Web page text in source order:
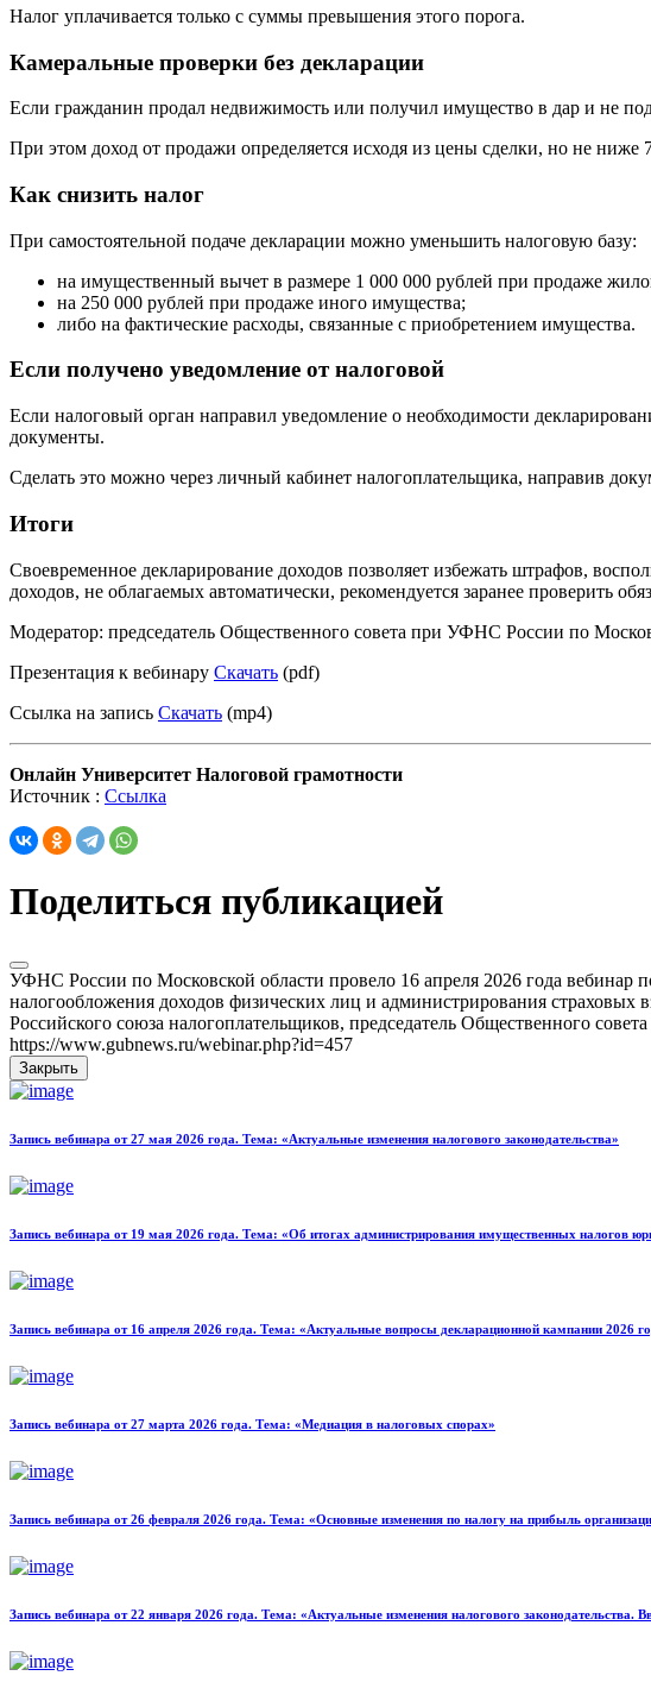
Налог уплачивается только с суммы превышения этого порога.
Камеральные проверки без декларации
Если гражданин продал недвижимость или получил имущество в дар и не
При этом доход от продажи определяется исходя из цены сделки, но не
Как снизить налог
При самостоятельной подаче декларации можно уменьшить налоговую базу:
на имущественный вычет в размере 1 000 000 рублей при продаже
на 250 000 рублей при продаже иного имущества;
либо на фактические расходы, связанные с приобретением имущества.
Если получено уведомление от налоговой
Если налоговый орган направил уведомление о необходимости
документы.
Сделать это можно через личный кабинет налогоплательщика, направив
Итоги
Своевременное декларирование доходов позволяет избежать штрафов,
доходов, не облагаемых автоматически, рекомендуется заранее проверить
Модератор: председатель Общественного совета при УФНС России по
Презентация к вебинару Скачать (pdf)
Ссылка на запись Скачать (mp4)
Онлайн Университет Налоговой грамотности
Источник : Ссылка
Поделиться публикацией
УФНС России по Московской области провело 16 апреля 2026 года вебинар
налогообложения доходов физических лиц и администрирования страховых
Российского союза налогоплательщиков, председатель Общественного
https://www.gubnews.ru/webinar.php?id=457
Закрыть
Запись вебинара от 27 мая 2026 года. Тема: «Актуальные изменения налогового законодательства»
Запись вебинара от 19 мая 2026 года. Тема: «Об итогах администрирования имущественных налогов
Запись вебинара от 16 апреля 2026 года. Тема: «Актуальные вопросы декларационной кампании 2026
Запись вебинара от 27 марта 2026 года. Тема: «Медиация в налоговых спорах»
Запись вебинара от 26 февраля 2026 года. Тема: «Основные изменения по налогу на прибыль
Запись вебинара от 22 января 2026 года. Тема: «Актуальные изменения налогового